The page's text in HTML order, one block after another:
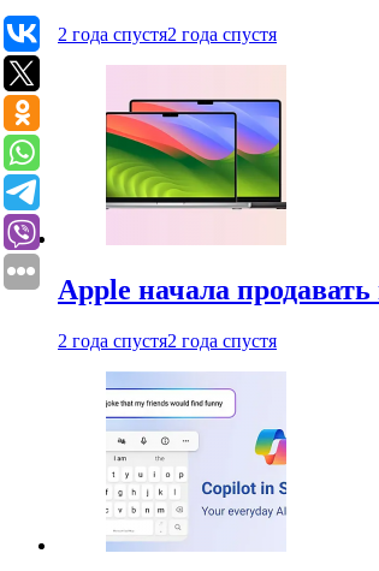
2 года спустя2 года спустя
Apple начала
2 года спустя2 года спустя